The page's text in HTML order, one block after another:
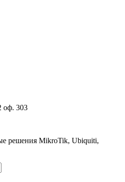
оф. 303
решения MikroTik, Ubiquiti,